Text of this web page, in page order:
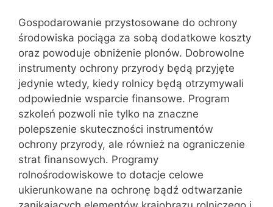
Gospodarowanie przystosowane do ochrony
środowiska pociąga za sobą dodatkowe koszty
oraz powoduje obniżenie plonów. Dobrowolne
instrumenty ochrony przyrody będą przyjęte
jedynie wtedy, kiedy rolnicy będą otrzymywali
odpowiednie wsparcie finansowe. Program
szkoleń pozwoli nie tylko na znaczne
polepszenie skuteczności instrumentów
ochrony przyrody, ale również na ograniczenie
strat finansowych. Programy
rolnośrodowiskowe to dotacje celowe
ukierunkowane na ochronę bądź odtwarzanie